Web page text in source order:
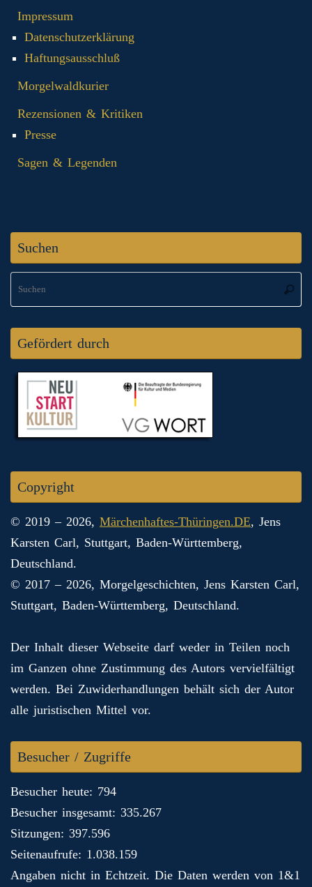
Impressum
Datenschutzerklärung
Haftungsausschluß
Morgelwaldkurier
Rezensionen & Kritiken
Presse
Sagen & Legenden
Suchen
Gefördert durch
Copyright
© 2019 – 2026, Märchenhaftes-Thüringen.DE, Jens
Karsten Carl, Stuttgart, Baden-Württemberg,
Deutschland.
© 2017 – 2026, Morgelgeschichten, Jens Karsten Carl,
Stuttgart, Baden-Württemberg, Deutschland.
Der Inhalt dieser Webseite darf weder in Teilen noch
im Ganzen ohne Zustimmung des Autors vervielfältigt
werden. Bei Zuwiderhandlungen behält sich der Autor
alle juristischen Mittel vor.
Besucher / Zugriffe
Besucher heute: 794
Besucher insgesamt: 335.267
Sitzungen: 397.596
Seitenaufrufe: 1.038.159
Angaben nicht in Echtzeit. Die Daten werden von 1&1